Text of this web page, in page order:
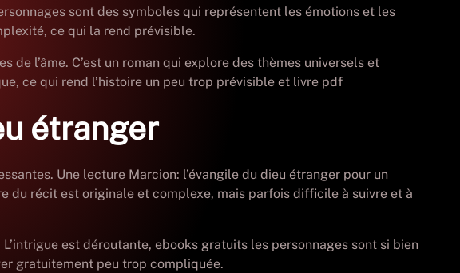
sont des symboles qui représentent les émotions et les
ce qui la rend prévisible.
l’âme. C’est un roman qui explore des thèmes universels et
ce qui rend l’histoire un peu trop prévisible et livre pdf
étranger
Une lecture Marcion: l’évangile du dieu étranger pour un
du récit est originale et complexe, mais parfois difficile à suivre et à
est déroutante, ebooks gratuits les personnages sont si bien
gratuitement peu trop compliquée.